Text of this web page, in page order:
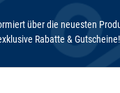
über die neuesten
Rabatte & Gutscheine!